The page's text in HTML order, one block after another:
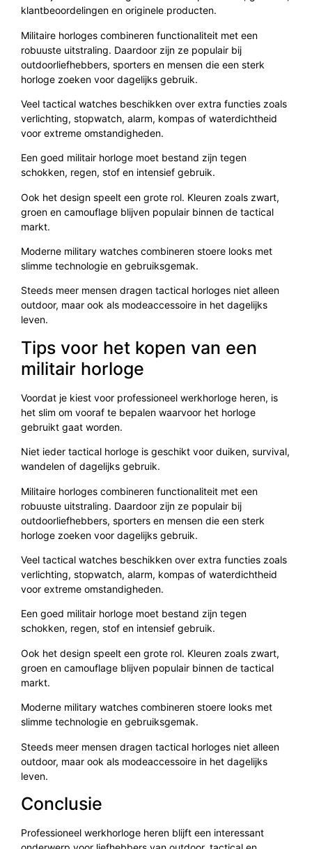
klantbeoordelingen en originele producten.
Militaire horloges combineren functionaliteit met een
robuuste uitstraling. Daardoor zijn ze populair bij
outdoorliefhebbers, sporters en mensen die een sterk
horloge zoeken voor dagelijks gebruik.
Veel tactical watches beschikken over extra functies zoals
verlichting, stopwatch, alarm, kompas of waterdichtheid
voor extreme omstandigheden.
Een goed militair horloge moet bestand zijn tegen
schokken, regen, stof en intensief gebruik.
Ook het design speelt een grote rol. Kleuren zoals zwart,
groen en camouflage blijven populair binnen de tactical
markt.
Moderne military watches combineren stoere looks met
slimme technologie en gebruiksgemak.
Steeds meer mensen dragen tactical horloges niet alleen
outdoor, maar ook als modeaccessoire in het dagelijks
leven.
Tips voor het kopen van een
militair horloge
Voordat je kiest voor professioneel werkhorloge heren, is
het slim om vooraf te bepalen waarvoor het horloge
gebruikt gaat worden.
Niet ieder tactical horloge is geschikt voor duiken, survival,
wandelen of dagelijks gebruik.
Militaire horloges combineren functionaliteit met een
robuuste uitstraling. Daardoor zijn ze populair bij
outdoorliefhebbers, sporters en mensen die een sterk
horloge zoeken voor dagelijks gebruik.
Veel tactical watches beschikken over extra functies zoals
verlichting, stopwatch, alarm, kompas of waterdichtheid
voor extreme omstandigheden.
Een goed militair horloge moet bestand zijn tegen
schokken, regen, stof en intensief gebruik.
Ook het design speelt een grote rol. Kleuren zoals zwart,
groen en camouflage blijven populair binnen de tactical
markt.
Moderne military watches combineren stoere looks met
slimme technologie en gebruiksgemak.
Steeds meer mensen dragen tactical horloges niet alleen
outdoor, maar ook als modeaccessoire in het dagelijks
leven.
Conclusie
Professioneel werkhorloge heren blijft een interessant